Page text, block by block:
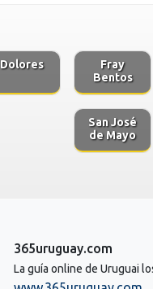
Dolores
Fray
Bentos
San José
de Mayo
365uruguay.com
La guía online de Uruguai